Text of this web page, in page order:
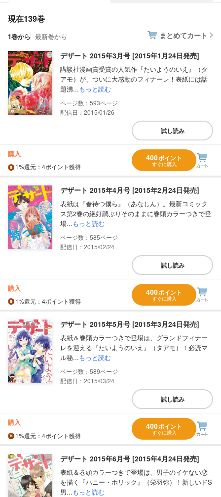
現在139巻
1巻から 最新巻から まとめてカート
デザート 2015年3月号 [2015年1月24日発売]
講談社漫画賞受賞の人気作『たいようのいえ』（タ
アモ）が、ついに大感動のフィナーレ！表紙には話
題沸...もっと読む
593
配信日：2015/01/26
試し読み
購入
1%還元 ：4ポイント獲得
400ポイント
すぐに購入
デザート 2015年4月号 [2015年2月24日発売]
表紙は『春待つ僕ら』（あなしん）。最新コミック
ス第2巻の絶好調ぶりそのままに巻頭カラーつきで登
場...もっと読む
585
配信日：2015/02/24
試し読み
購入
1%還元 ：4ポイント獲得
400ポイント
すぐに購入
デザート 2015年5月号 [2015年3月24日発売]
表紙＆巻頭カラーつきで登場は、グランドフィナー
レを迎える『たいようのいえ』（タアモ）！必読マ
ル秘...もっと読む
589
配信日：2015/03/24
試し読み
購入
1%還元 ：4ポイント獲得
400ポイント
すぐに購入
デザート 2015年6月号 [2015年4月24日発売]
表紙＆巻頭カラーつきで登場は、男子のイケない恋
を描く『ハニー・ホリック』（栄羽弥）！新しいドS
男...もっと読む